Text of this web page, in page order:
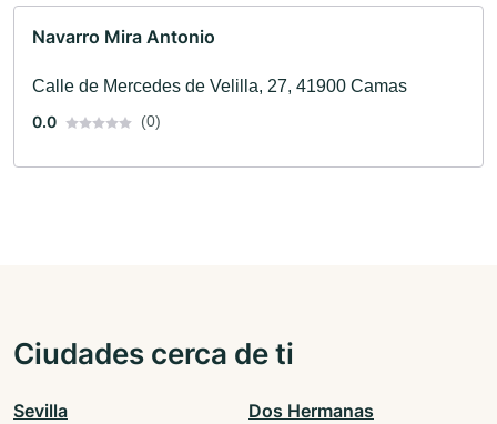
Navarro Mira Antonio
Calle de Mercedes de Velilla, 27, 41900 Camas
0.0
(0)
Ciudades cerca de ti
Sevilla Dos Hermanas